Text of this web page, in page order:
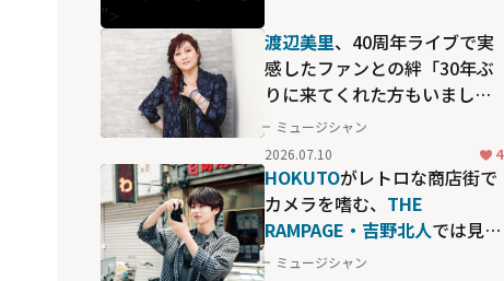
">
渡辺美里、40周年ライブで実
感したファンとの絆「30年ぶ
りに来てくれた方もいまし
た」
ミュージシャン
2026.07.10
4
HOKUTOがレトロな商店街で
カメラを嗜む、 THE
RAMPAGE・吉野北人では見ら
れない"素の顔"
ミュージシャン